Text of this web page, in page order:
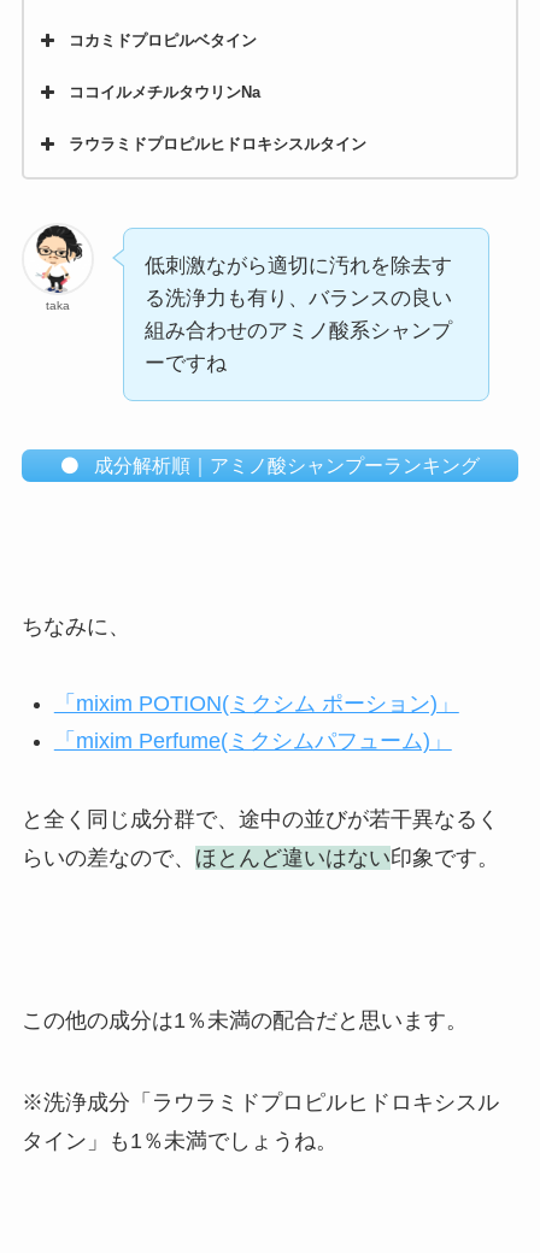
コカミドプロピルベタイン
ココイルメチルタウリンNa
ラウラミドプロピルヒドロキシスルタイン
taka
低刺激ながら適切に汚れを除去す
る洗浄力も有り、バランスの良い
組み合わせのアミノ酸系シャンプ
ーですね
成分解析順｜アミノ酸シャンプーランキング
ちなみに、
「mixim POTION(ミクシム ポーション)」
「mixim Perfume(ミクシムパフューム)」
と全く同じ成分群で、途中の並びが若干異なるく
らいの差なので、 ほとんど違いはない印象です。
この他の成分は1％未満の配合だと思います。
※洗浄成分「ラウラミドプロピルヒドロキシスル
タイン」も1％未満でしょうね。